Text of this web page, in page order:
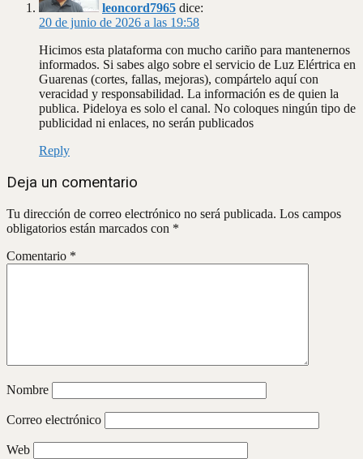
leoncord7965 dice:
20 de junio de 2026 a las 19:58
Hicimos esta plataforma con mucho cariño para mantenernos
informados. Si sabes algo sobre el servicio de Luz Elértrica en
Guarenas (cortes, fallas, mejoras), compártelo aquí con
veracidad y responsabilidad. La información es de quien la
publica. Pideloya es solo el canal. No coloques ningún tipo de
publicidad ni enlaces, no serán publicados
Reply
Deja un comentario
Tu dirección de correo electrónico no será publicada. Los campos
obligatorios están marcados con *
Comentario *
Nombre
Correo electrónico
Web